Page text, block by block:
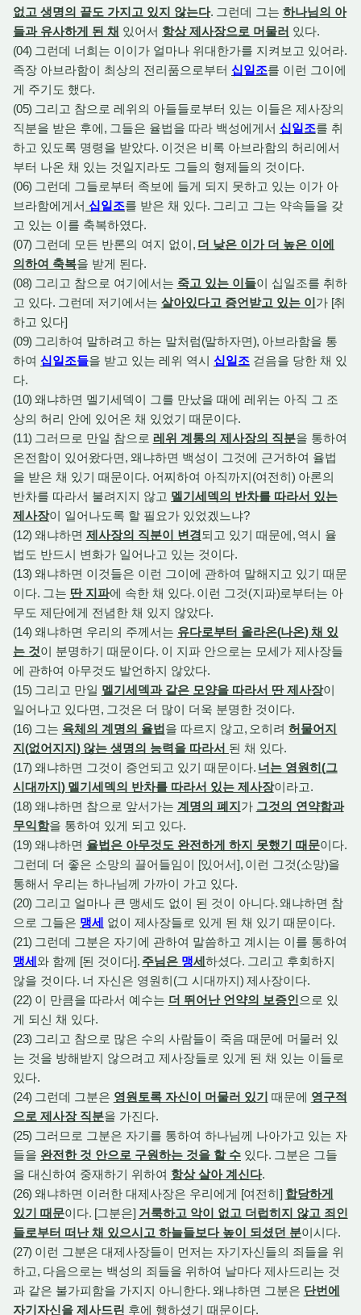
없고 생명의 끝도 가지고 있지 않는다. 그런데 그는 하나님의 아
들과 유사하게 된 채 있어서 항상 제사장으로 머물러 있다.
(04) 그런데 너희는 이이가 얼마나 위대한가를 지켜보고 있어라.
족장 아브라함이 최상의 전리품으로부터 십일조를 이런 그이에
게 주기도 했다.
(05) 그리고 참으로 레위의 아들들로부터 있는 이들은 제사장의
직분을 받은 후에, 그들은 율법을 따라 백성에게서 십일조를 취
하고 있도록 명령을 받았다. 이것은 비록 아브라함의 허리에서
부터 나온 채 있는 것일지라도 그들의 형제들의 것이다.
(06) 그런데 그들로부터 족보에 들게 되지 못하고 있는 이가 아
브라함에게서 십일조를 받은 채 있다. 그리고 그는 약속들을 갖
고 있는 이를 축복하였다.
(07) 그런데 모든 반론의 여지 없이, 더 낮은 이가 더 높은 이에
의하여 축복을 받게 된다.
(08) 그리고 참으로 여기에서는 죽고 있는 이들이 십일조를 취하
고 있다. 그런데 저기에서는 살아있다고 증언받고 있는 이가 [취
하고 있다]
(09) 그리하여 말하려고 하는 말처럼(말하자면), 아브라함을 통
하여 십일조들을 받고 있는 레위 역시 십일조 걷음을 당한 채 있
다.
(10) 왜냐하면 멜기세덱이 그를 만났을 때에 레위는 아직 그 조
상의 허리 안에 있어온 채 있었기 때문이다.
(11) 그러므로 만일 참으로 레위 계통의 제사장의 직분을 통하여
온전함이 있어왔다면, 왜냐하면 백성이 그것에 근거하여 율법
을 받은 채 있기 때문이다. 어찌하여 아직까지(여전히) 아론의
반차를 따라서 불려지지 않고 멜기세덱의 반차를 따라서 있는
제사장이 일어나도록 할 필요가 있었겠느냐?
(12) 왜냐하면 제사장의 직분이 변경되고 있기 때문에, 역시 율
법도 반드시 변화가 일어나고 있는 것이다.
(13) 왜냐하면 이것들은 이런 그이에 관하여 말해지고 있기 때문
이다. 그는 딴 지파에 속한 채 있다. 이런 그것(지파)로부터는 아
무도 제단에게 전념한 채 있지 않았다.
(14) 왜냐하면 우리의 주께서는 유다로부터 올라온(나온)채 있
는 것이 분명하기 때문이다. 이 지파 안으로는 모세가 제사장들
에 관하여 아무것도 발언하지 않았다.
(15) 그리고 만일 멜기세덱과 같은 모양을 따라서 딴 제사장이
일어나고 있다면, 그것은 더 많이 더욱 분명한 것이다.
(16) 그는 육체의 계명의 율법을 따르지 않고, 오히려허물어지
지(없어지지) 않는 생명의 능력을 따라서 된 채 있다.
(17) 왜냐하면 그것이 증언되고 있기 때문이다. 너는 영원히(그
시대까지) 멜기세덱의 반차를 따라서 있는 제사장이라고.
(18) 왜냐하면 참으로 앞서가는 계명의 폐지가 그것의 연약함과
무익함을 통하여 있게 되고 있다.
(19) 왜냐하면 율법은 아무것도 완전하게 하지 못했기 때문이다.
그런데 더 좋은 소망의 끌어들임이 [있어서], 이런 그것(소망)을
통해서 우리는 하나님께 가까이 가고 있다.
(20) 그리고 얼마나 큰 맹세도 없이 된 것이 아니다.왜냐하면 참
으로 그들은 맹세 없이 제사장들로 있게 된 채 있기 때문이다.
(21) 그런데 그분은 자기에 관하여 말씀하고 계시는 이를 통하여
맹세와 함께 [된 것이다]. 주님은 맹세하셨다. 그리고 후회하지
않을 것이다. 너 자신은 영원히(그 시대까지) 제사장이다.
(22) 이 만큼을 따라서 예수는 더 뛰어난 언약의 보증인 으로 있
게 되신 채 있다.
(23) 그리고 참으로 많은 수의 사람들이 죽음 때문에 머물러 있
는 것을 방해받지 않으려고 제사장들로 있게 된 채 있는 이들로
있다.
(24) 그런데 그분은 영원토록 자신이 머물러 있기 때문에 영구적
으로 제사장 직분을 가진다.
(25) 그러므로 그분은 자기를 통하여 하나님께 나아가고 있는 자
들을 완전한 것 안으로 구원하는 것을 할 수 있다. 그분은 그들
을 대신하여 중재하기 위하여 항상 살아 계신다.
(26) 왜냐하면 이러한 대제사장은 우리에게 [여전히] 합당하게
있기 때문이다. [그분은] 거룩하고 악이 없고 더럽히지 않고 죄인
들로부터 떠난 채 있으시고 하늘들보다 높이 되셨던 분이시다.
(27) 이런 그분은 대제사장들이 먼저는 자기자신들의 죄들을 위
하고, 다음으로는 백성의 죄들을 위하여 날마다 제사드리는 것
과 같은 불가피함을 가지지 아니한다. 왜냐하면 그분은 단번에
자기자신을 제사드린 후에 행하셨기 때문이다.